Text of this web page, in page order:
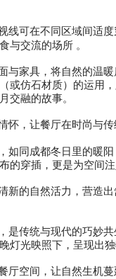
线可在不同区域间适
与交流的场所 。
家具，将自然的温
仿石材质）的运用
交融的故事。
，让餐厅在时尚与
同成都冬日里的暖
穿插，更是为空间
的自然活力，营造
传统与现代的巧妙
灯光映照下，呈现出独
空间，让自然生机